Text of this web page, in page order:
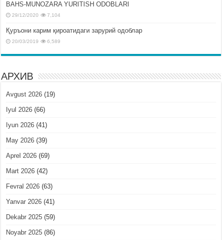
BAHS-MUNOZARA YURITISH ODOBLARI
29/12/2020 7,104
Қуръони карим қироатидаги зарурий одоблар
20/03/2019 6,589
АРХИВ
Avgust 2026 (19)
Iyul 2026 (66)
Iyun 2026 (41)
May 2026 (39)
Aprel 2026 (69)
Mart 2026 (42)
Fevral 2026 (63)
Yanvar 2026 (41)
Dekabr 2025 (59)
Noyabr 2025 (86)